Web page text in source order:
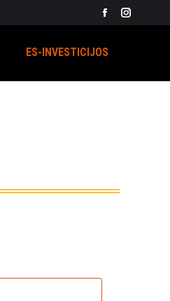
Facebook
opens
ES-INVESTICIJOS